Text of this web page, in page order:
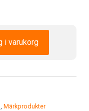
i varukorg
, Märkprodukter